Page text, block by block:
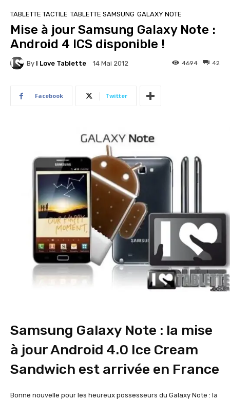
TABLETTE TACTILE TABLETTE SAMSUNG GALAXY NOTE
Mise à jour Samsung Galaxy Note :
Android 4 ICS disponible !
By I Love Tablette 14 Mai 2012 42
4694
Facebook Twitter
Samsung Galaxy Note : la mise
à jour Android 4.0 Ice Cream
Sandwich est arrivée en France
Bonne nouvelle pour les heureux possesseurs du Galaxy Note : la